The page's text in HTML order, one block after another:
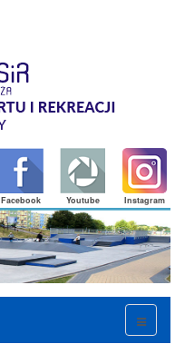
Instagram
Youtube
Facebook